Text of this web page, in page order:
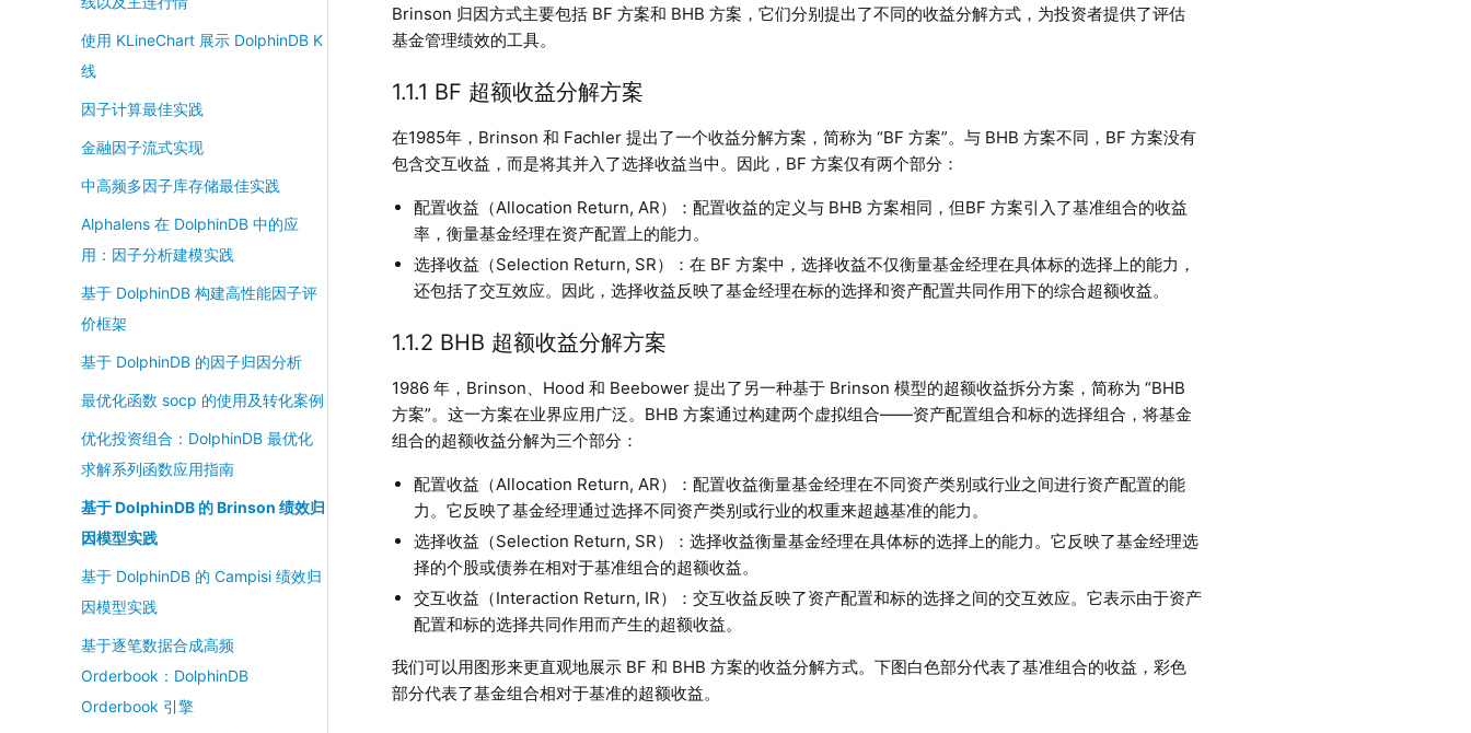
使用 KLineChart 展示 DolphinDB K
线
因子计算最佳实践
金融因子流式实现
中高频多因子库存储最佳实践
Alphalens 在 DolphinDB 中的应
用：因子分析建模实践
基于 DolphinDB 构建高性能因子评
价框架
基于 DolphinDB 的因子归因分析
最优化函数 socp 的使用及转化案例
优化投资组合：DolphinDB 最优化
求解系列函数应用指南
基于 DolphinDB 的 Brinson 绩效归
因模型实践
基于 DolphinDB 的 Campisi 绩效归
因模型实践
基于逐笔数据合成高频
Orderbook：DolphinDB
Orderbook 引擎
Brinson 归因方式主要包括 BF 方案和 BHB 方案，它们分别提出了不同的收益分解方式，为投资者提供了评估
基金管理绩效的工具。
1.1.1 BF 超额收益分解方案
在1985年，Brinson 和 Fachler 提出了一个收益分解方案，简称为 “BF 方案”。与 BHB 方案不同，BF 方案没有
包含交互收益，而是将其并入了选择收益当中。因此，BF 方案仅有两个部分：
配置收益（Allocation Return, AR）：配置收益的定义与 BHB 方案相同，但BF 方案引入了基准组合的收益
率，衡量基金经理在资产配置上的能力。
选择收益（Selection Return, SR）：在 BF 方案中，选择收益不仅衡量基金经理在具体标的选择上的能力，
还包括了交互效应。因此，选择收益反映了基金经理在标的选择和资产配置共同作用下的综合超额收益。
1.1.2 BHB 超额收益分解方案
1986 年，Brinson、Hood 和 Beebower 提出了另一种基于 Brinson 模型的超额收益拆分方案，简称为 “BHB
方案”。这一方案在业界应用广泛。BHB 方案通过构建两个虚拟组合——资产配置组合和标的选择组合，将基金
组合的超额收益分解为三个部分：
配置收益（Allocation Return, AR）：配置收益衡量基金经理在不同资产类别或行业之间进行资产配置的能
力。它反映了基金经理通过选择不同资产类别或行业的权重来超越基准的能力。
选择收益（Selection Return, SR）：选择收益衡量基金经理在具体标的选择上的能力。它反映了基金经理选
择的个股或债券在相对于基准组合的超额收益。
交互收益（Interaction Return, IR）：交互收益反映了资产配置和标的选择之间的交互效应。它表示由于资产
配置和标的选择共同作用而产生的超额收益。
我们可以用图形来更直观地展示 BF 和 BHB 方案的收益分解方式。下图白色部分代表了基准组合的收益，彩色
部分代表了基金组合相对于基准的超额收益。